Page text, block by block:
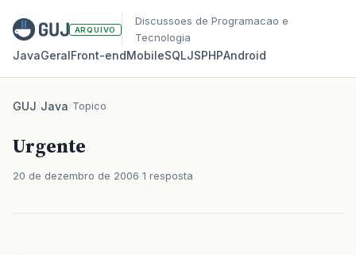
ARQUIVO
Discussoes de Programacao e
Tecnologia
JavaGeralFront‑endMobileSQLJSPHPAndroid
GUJ/Java/Topico
Urgente
20 de dezembro de 2006 1 resposta